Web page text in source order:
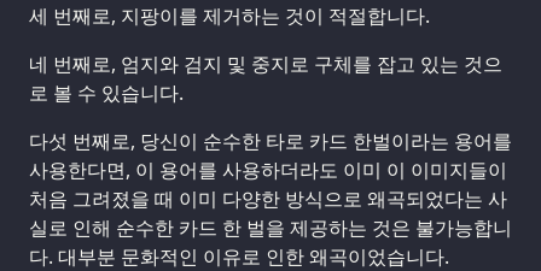
세 번째로, 지팡이를 제거하는 것이 적절합니다.
네 번째로, 엄지와 검지 및 중지로 구체를 잡고 있는 것으
로 볼 수 있습니다.
다섯 번째로, 당신이 순수한 타로 카드 한벌이라는 용어를
사용한다면, 이 용어를 사용하더라도 이미 이 이미지들이
처음 그려졌을 때 이미 다양한 방식으로 왜곡되었다는 사
실로 인해 순수한 카드 한 벌을 제공하는 것은 불가능합니
다. 대부분 문화적인 이유로 인한 왜곡이었습니다.